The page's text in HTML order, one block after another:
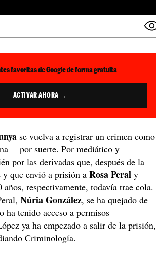
favoritas de Google de forma gratuita
ACTIVAR AHORA →
se vuelva a registrar un crimen como
—por suerte. Por mediático y
por las derivadas que, después de la
y que envió a prisión aRosa Peral y
años, respectivamente, todavía trae cola.
Núria González, se ha quejado de
ha tenido acceso a permisos
ya ha empezado a salir de la prisión,
Criminología.